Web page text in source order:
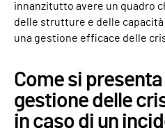
innanzitutto avere un quadro
delle strutture e delle
una gestione efficace delle
Come si
gestione delle
in caso di un